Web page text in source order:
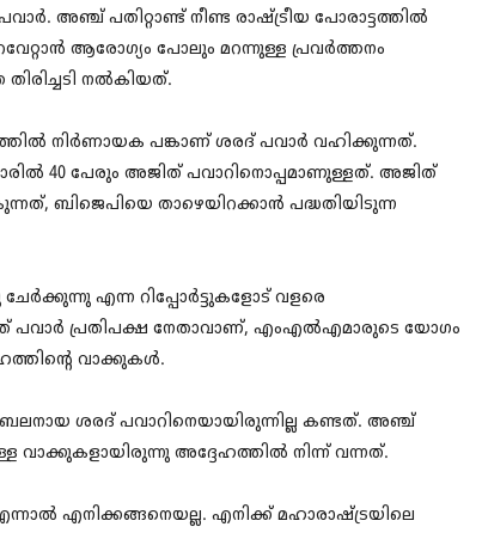
അഞ്ച് പതിറ്റാണ്ട് നീണ്ട രാഷ്ട്രീയ പോരാട്ടത്തില്‍
ആരോഗ്യം പോലും മറന്നുള്ള പ്രവര്‍ത്തനം
നല്‍കിയത്.
നിര്‍ണായക പങ്കാണ് ശരദ് പവാര്‍ വഹിക്കുന്നത്.
40 പേരും അജിത് പവാറിനൊപ്പമാണുള്ളത്. അജിത്
ബിജെപിയെ താഴെയിറക്കാന്‍ പദ്ധതിയിടുന്ന
എന്ന റിപ്പോര്‍ട്ടുകളോട് വളരെ
പവാര്‍ പ്രതിപക്ഷ നേതാവാണ്, എംഎല്‍എമാരുടെ യോഗം
വാക്കുകള്‍.
ശരദ് പവാറിനെയായിരുന്നില്ല കണ്ടത്. അഞ്ച്
വാക്കുകളായിരുന്നു അദ്ദേഹത്തില്‍ നിന്ന് വന്നത്.
എനിക്കങ്ങനെയല്ല. എനിക്ക് മഹാരാഷ്ട്രയിലെ